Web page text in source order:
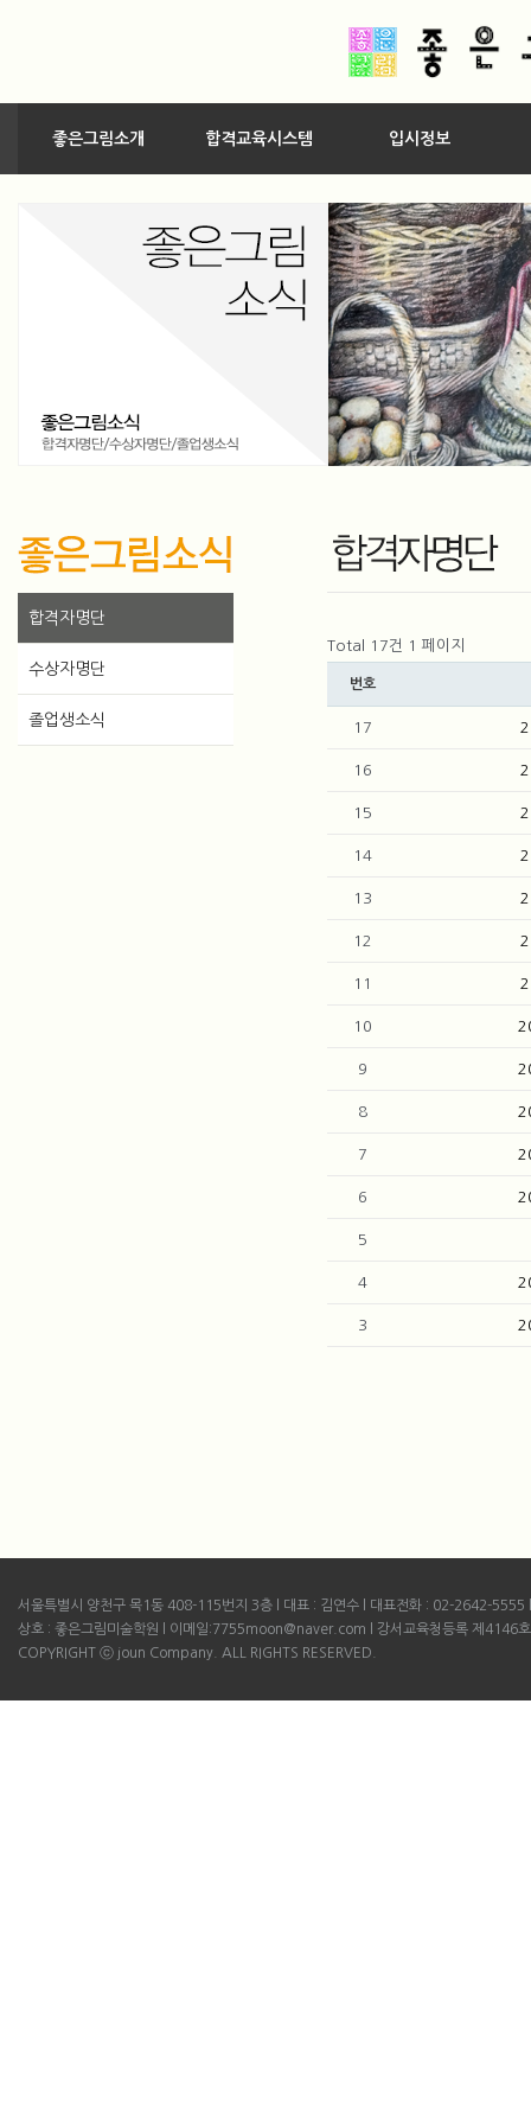
좋은그림소개 합격교육시스템 입시정보
합격자명단
수상자명단
졸업생소식
Total 17건 1 페이지
번호
17
16
15
14
13
12
11
10
9
8
7
6
5
4
3
서울특별시 양천구 목1동 408-115번지 3층 l 대표 : 김연수 l 대표전화 : 02-2642-
상호 : 좋은그림미술학원 l 이메일:7755moon@naver.com l 강서교육청등록 제4146호
COPYRIGHT ⓒ joun Company. ALL RIGHTS RESERVED.